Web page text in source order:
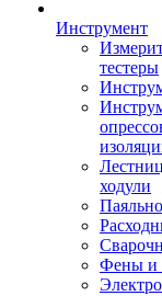
Инструмент
тестеры
ходули
Фены и